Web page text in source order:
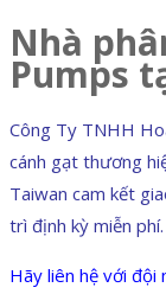
Nhà
Pumps
Công Ty TNHH
cánh gạt thương
Taiwan cam kết
trì định kỳ miễn phí.
Hãy liên hệ với đội